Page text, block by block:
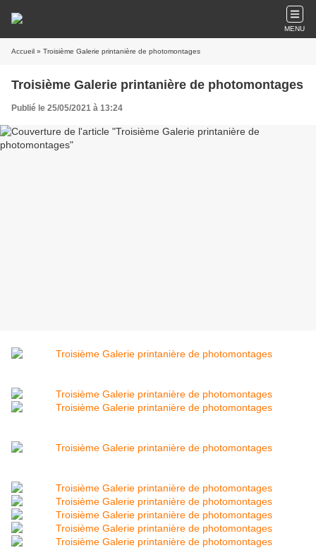
MENU
Accueil » Troisième Galerie printanière de photomontages
Troisième Galerie printanière de photomontages
Publié le 25/05/2021 à 13:24